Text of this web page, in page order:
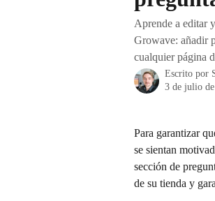
Aprende a editar
Growave: añadir
cualquier página
Escrito por
3 de julio
Para garantizar
se sientan
sección de
de su tienda y